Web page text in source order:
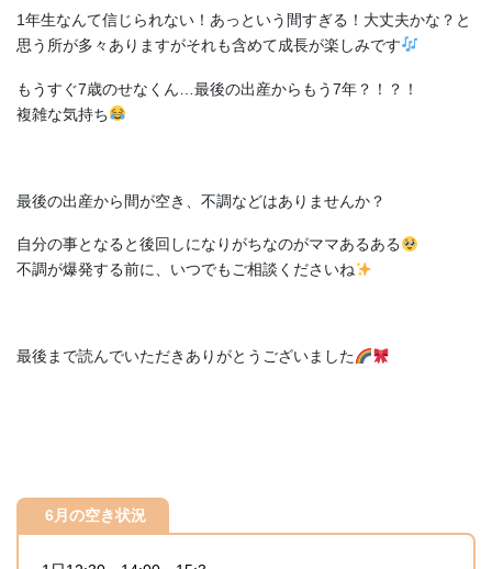
1年生なんて信じられない！あっという間すぎる！大丈夫かな？と
思う所が多々ありますがそれも含めて成長が楽しみです
もうすぐ7歳のせなくん…最後の出産からもう7年？！？！
複雑な気持ち
最後の出産から間が空き、不調などはありませんか？
自分の事となると後回しになりがちなのがママあるある
不調が爆発する前に、いつでもご相談くださいね
最後まで読んでいただきありがとうございました
6月の空き状況